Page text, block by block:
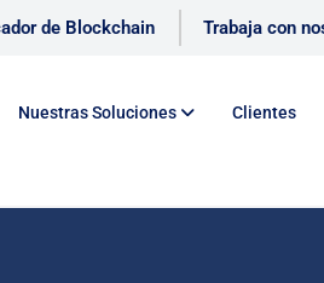
de Blockchain Trabaja con
Nuestras Soluciones Clientes